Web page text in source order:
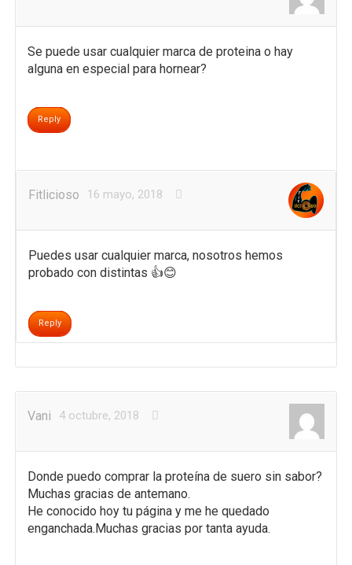
Se puede usar cualquier marca de proteina o hay
alguna en especial para hornear?
Reply
Fitlicioso 16 mayo, 2018
Puedes usar cualquier marca, nosotros hemos
probado con distintas 👍😊
Reply
Vani 4 octubre, 2018
Donde puedo comprar la proteína de suero sin sabor?
Muchas gracias de antemano.
He conocido hoy tu página y me he quedado
enganchada.Muchas gracias por tanta ayuda.